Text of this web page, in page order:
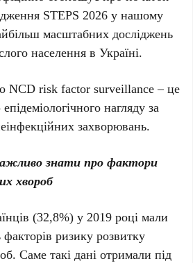
STEPS 2026 у нашому
масштабних досліджень
населення в Україні.
NCD risk factor surveillance – це
нагляду за
захворювань.
знати про фактори
хвороб
(32,8%) у 2019 році мали
ризику розвитку
Саме такі дані отримали під